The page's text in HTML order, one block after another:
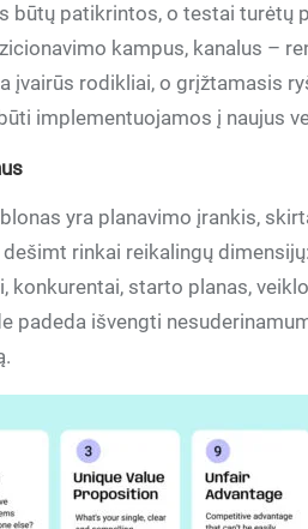
būtų patikrintos, o testai turėtų
kampus, kanalus –
įvairūs rodikliai, o grįžtamasis
implementuojamos į naujus
yra planavimo įrankis,
rinkai reikalingų
konkurentai, starto planas,
padeda išvengti